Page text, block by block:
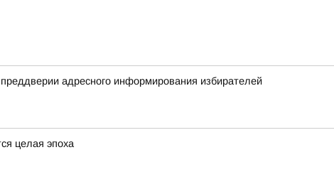
адресного информирования избирателей
целая эпоха